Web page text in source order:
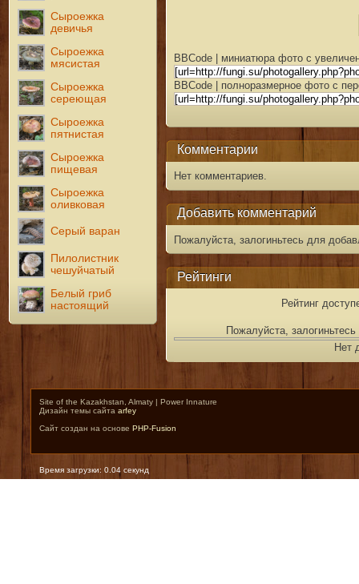
Сыроежка
девичья
Сыроежка
мясистая
Сыроежка
сереющая
Сыроежка
пятнистая
Сыроежка
пищевая
Сыроежка
оливковая
Серый варан
Пилолистник
чешуйчатый
Белый гриб
настоящий
BBCode | миниатюра фото с
BBCode | полноразмерное фото с
Комментарии
Нет комментариев.
Добавить комментарий
Пожалуйста, залогиньтесь для
Рейтинги
Рейтинг
Пожалуйста,
Нет
Site of the Kazakhstan, Almaty | Power Innature
Дизайн темы сайта arfey
Сайт создан на основе PHP-Fusion
Время загрузки: 0.04 секунд